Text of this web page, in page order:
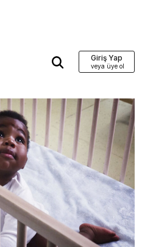
Giriş Yap